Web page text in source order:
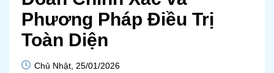
Phương Pháp Điều Trị
Toàn Diện
Chủ Nhật, 25/01/2026